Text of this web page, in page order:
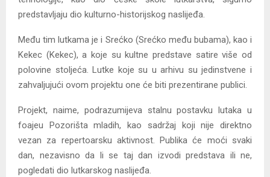
predstavljaju dio kulturno-historijskog naslijeđa.
Među tim lutkama je i Srećko (Srećko među bubama), kao i
Kekec (Kekec), a koje su kultne predstave satire više od
polovine stoljeća. Lutke koje su u arhivu su jedinstvene i
zahvaljujući ovom projektu one će biti prezentirane publici.
Projekt, naime, podrazumijeva stalnu postavku lutaka u
foajeu Pozorišta mladih, kao sadržaj koji nije direktno
vezan za repertoarsku aktivnost. Publika će moći svaki
dan, nezavisno da li se taj dan izvodi predstava ili ne,
pogledati dio lutkarskog naslijeđa.